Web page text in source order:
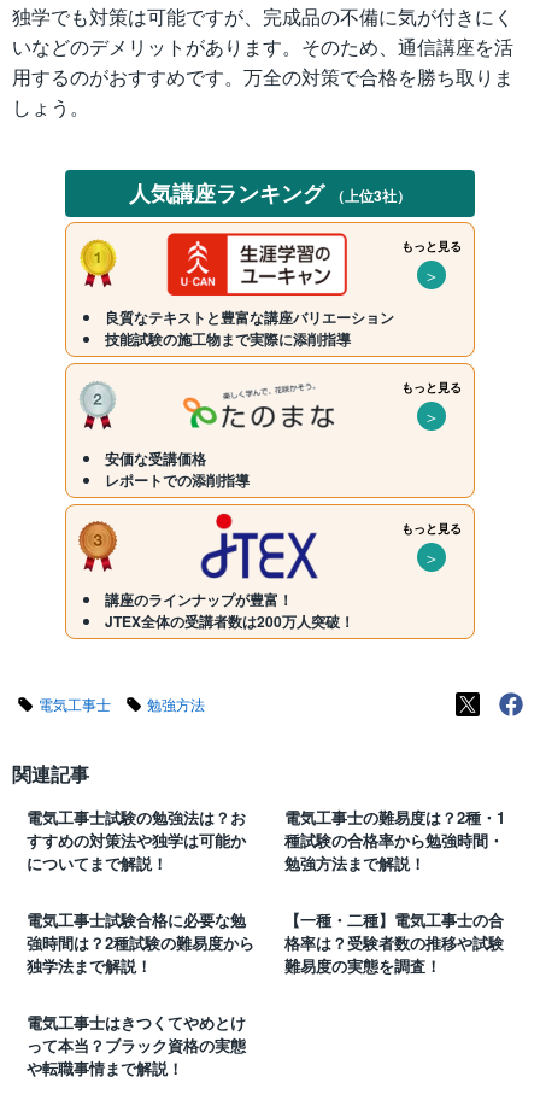
独学でも対策は可能ですが、完成品の不備に気が付きにく
いなどのデメリットがあります。そのため、通信講座を活
用するのがおすすめです。万全の対策で合格を勝ち取りま
しょう。
人気講座ランキング （上位3社）
もっと見る
＞
良質なテキストと豊富な講座バリエーション
技能試験の施工物まで実際に添削指導
もっと見る
＞
安価な受講価格
レポートでの添削指導
もっと見る
＞
講座のラインナップが豊富！
JTEX全体の受講者数は200万人突破！
電気工事士 勉強方法
関連記事
電気工事士試験の勉強法は？お
すすめの対策法や独学は可能か
についてまで解説！
電気工事士の難易度は？2種・1
種試験の合格率から勉強時間・
勉強方法まで解説！
電気工事士試験合格に必要な勉
強時間は？2種試験の難易度から
独学法まで解説！
【一種・二種】電気工事士の合
格率は？受験者数の推移や試験
難易度の実態を調査！
電気工事士はきつくてやめとけ
って本当？ブラック資格の実態
や転職事情まで解説！